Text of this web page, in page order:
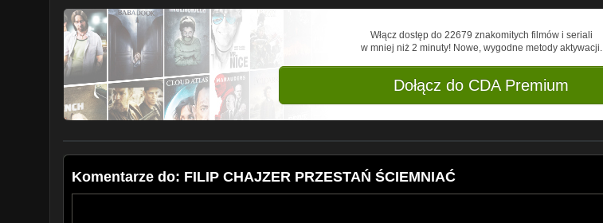
Facebook -https://www.facebook.com/goniecpl
Tik toku -
https://www.tiktok.com/@goniec.pl
Nasze kanały:
Goniec -
https://www.youtube.com/@goniecredakcja
Świat Gwiazd -https://www.youtube.com/@swiatgwiazdpl
Rolnik Info -https://www.youtube.com/@RolnikInfo
Goniec Sport -https://www.youtube.com/@goniecsport/
Goniec Extra - https://www.youtube.com/@GONIECEXTRA
Włącz dostęp do 22679 znakomitych filmów i seriali
w mniej niż 2 minuty! Nowe, wygodne metody aktywacji.
Dołącz do CDA Premium
Komentarze do: FILIP CHAJZER PRZESTAŃ ŚCIEMNIAĆ